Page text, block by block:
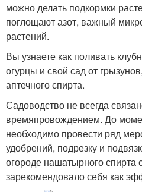
можно делать подкормки
поглощают азот, важный
растений.
Вы узнаете как поливать
огурцы и свой сад от
аптечного спирта.
Садоводство не всегда
времяпровождением. До
необходимо провести ряд
удобрений, подрезку и
огороде нашатырного спирта
зарекомендовало себя как